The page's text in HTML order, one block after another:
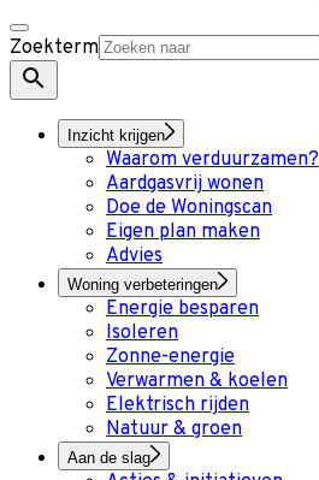
Zoekterm
Inzicht krijgen
Waarom verduurzamen?
Aardgasvrij wonen
Doe de Woningscan
Eigen plan maken
Advies
Woning verbeteringen
Energie besparen
Isoleren
Zonne-energie
Verwarmen & koelen
Elektrisch rijden
Natuur & groen
Aan de slag